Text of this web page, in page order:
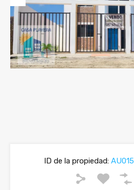
Previous
ID de la propiedad:AU015